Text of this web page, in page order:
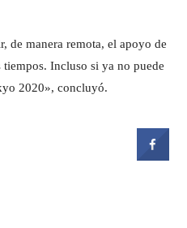
de manera remota, el apoyo de
Incluso si ya no puede
2020», concluyó.